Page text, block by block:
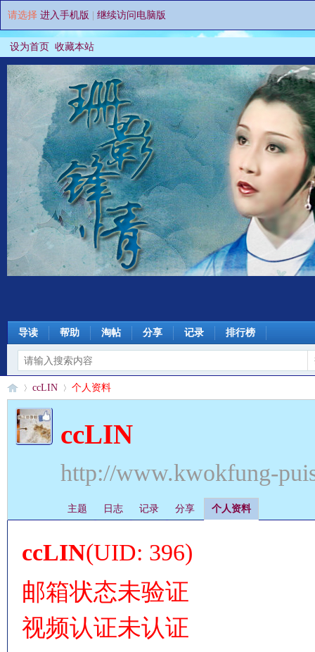
请选择 进入手机版 继续访问电脑版
设为首页 收藏本站
导读 帮助 淘帖 分享 记录 排行榜
›
ccLIN 个人资料
ccLIN
http://www.kwokfung-
主题 日志 记录 分享 个人资料
ccLIN(UID: 396)
邮箱状态未验证
视频认证未认证